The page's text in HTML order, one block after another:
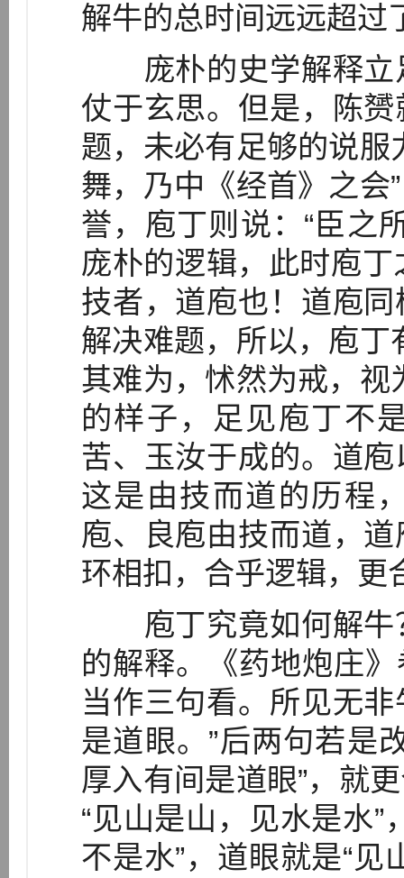
解牛的总时间远远超过
庞朴的史学解释立
仗于玄思。但是，陈
题，未必有足够的说服
舞，乃中《经首》之会
誉，庖丁则说：“臣之
庞朴的逻辑，此时庖
技者，道庖也！道庖
解决难题，所以，庖丁
其难为，怵然为戒，视
的样子，足见庖丁不
苦、玉汝于成的。道
这是由技而道的历程
庖、良庖由技而道，
环相扣，合乎逻辑，更
庖丁究竟如何解牛
的解释。《药地炮庄
当作三句看。所见无
是道眼。”后两句若是
厚入有间是道眼”，就
“见山是山，见水是水”
不是水”，道眼就是“见